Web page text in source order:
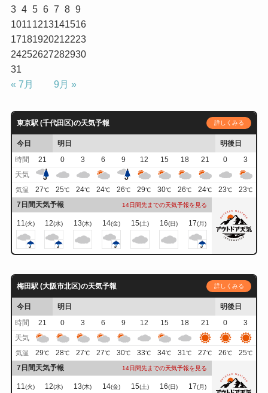
3 4 5 6 7 8 9
10111213141516
17181920212223
24252627282930
31
« 7月
9月 »
東京駅 (千代田区)の天気予報 詳しくみる
今日 明日
明後日
時間
21 0 3 6 9 12 15 18 21 0
3
天気
気温 27℃ 25℃ 24℃ 24℃ 26℃ 29℃ 30℃ 26℃ 24℃ 23℃ 23℃
7日間天気予報 14日間先までの天気予報を見る
11(火) 12(水) 13(木) 14(金) 15(土) 16(日) 17(月)
梅田駅 (大阪市北区)の天気予報 詳しくみる
今日 明日
明後日
時間
21 0 3 6 9 12 15 18 21 0
3
天気
気温 29℃ 28℃ 27℃ 27℃ 30℃ 33℃ 34℃ 31℃ 27℃ 26℃ 25℃
7日間天気予報 14日間先までの天気予報を見る
11(火) 12(水) 13(木) 14(金) 15(土) 16(日) 17(月)